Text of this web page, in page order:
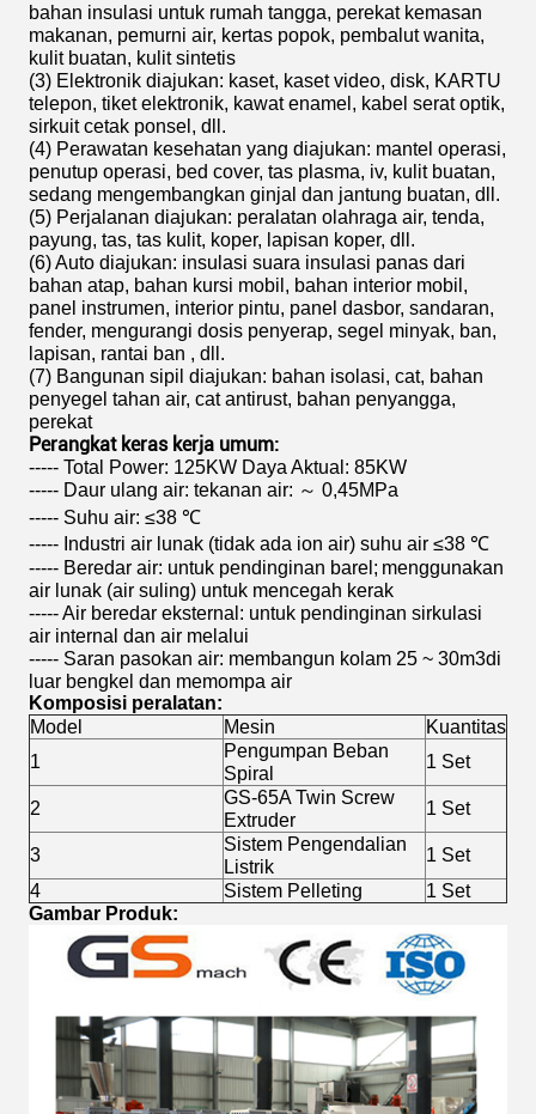
bahan insulasi untuk rumah tangga, perekat kemasan
makanan, pemurni air, kertas popok, pembalut wanita,
kulit buatan, kulit sintetis
(3) Elektronik diajukan: kaset, kaset video, disk, KARTU
telepon, tiket elektronik, kawat enamel, kabel serat optik,
sirkuit cetak ponsel, dll.
(4) Perawatan kesehatan yang diajukan: mantel operasi,
penutup operasi, bed cover, tas plasma, iv, kulit buatan,
sedang mengembangkan ginjal dan jantung buatan, dll.
(5) Perjalanan diajukan: peralatan olahraga air, tenda,
payung, tas, tas kulit, koper, lapisan koper, dll.
(6) Auto diajukan: insulasi suara insulasi panas dari
bahan atap, bahan kursi mobil, bahan interior mobil,
panel instrumen, interior pintu, panel dasbor, sandaran,
fender, mengurangi dosis penyerap, segel minyak, ban,
lapisan, rantai ban , dll.
(7) Bangunan sipil diajukan: bahan isolasi, cat, bahan
penyegel tahan air, cat antirust, bahan penyangga,
perekat
Perangkat keras kerja umum:
----- Total Power: 125KW Daya Aktual: 85KW
----- Daur ulang air: tekanan air: ～ 0,45MPa
----- Suhu air: ≤38 ℃
----- Industri air lunak (tidak ada ion air) suhu air ≤38 ℃
----- Beredar air: untuk pendinginan barel; menggunakan
air lunak (air suling) untuk mencegah kerak
----- Air beredar eksternal: untuk pendinginan sirkulasi
air internal dan air melalui
----- Saran pasokan air: membangun kolam 25 ~ 30m3di
luar bengkel dan memompa air
Komposisi peralatan:
Model
Mesin
Kuantitas
1
Pengumpan Beban
Spiral
1 Set
2
GS-65A Twin Screw
Extruder
1 Set
3
Sistem Pengendalian
Listrik
1 Set
4
Sistem Pelleting
1 Set
Gambar Produk: